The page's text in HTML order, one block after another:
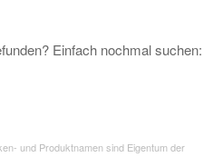
Einfach nochmal suchen:
und Produktnamen sind Eigentum der